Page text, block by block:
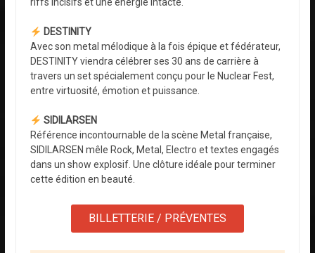
DESTINITY
Avec son metal mélodique à la fois épique et fédérateur,
DESTINITY viendra célébrer ses 30 ans de carrière à
travers un set spécialement conçu pour le Nuclear Fest,
entre virtuosité, émotion et puissance.
SIDILARSEN
Référence incontournable de la scène Metal française,
SIDILARSEN mêle Rock, Metal, Electro et textes engagés
dans un show explosif. Une clôture idéale pour terminer
cette édition en beauté.
BILLETTERIE / PRÉVENTES